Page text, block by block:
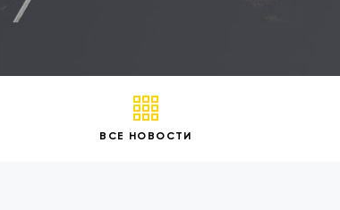
ВСЕ НОВОСТИ